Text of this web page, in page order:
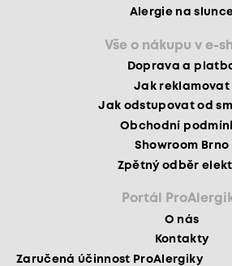
Alergie na
Vše o nákupu v e-
Doprava a
Jak reklamovat
Jak odstupovat od
Obchodní
Showroom Brno
Zpětný odběr
Portál
O nás
Kontakty
Zaručená účinnost ProAlergiky